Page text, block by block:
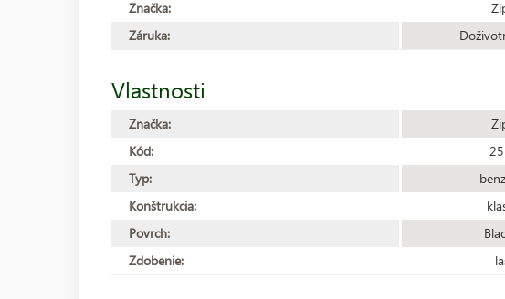
Značka:
Záruka:
Vlastnosti
Značka:
Kód:
Typ:
Konštrukcia:
Povrch:
Zdobenie: